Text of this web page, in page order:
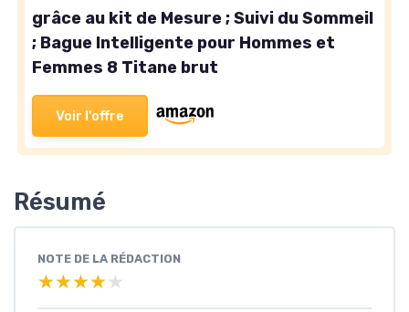
grâce au kit de Mesure ; Suivi du Sommeil
; Bague Intelligente pour Hommes et
Femmes 8 Titane brut
Voir l'offre
Résumé
NOTE DE LA RÉDACTION
★★★★★
★★★★★